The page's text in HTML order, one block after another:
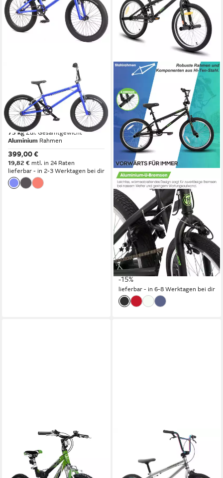
BMX-Rad KHE COSMIC AL
20 Zoll, 10,6kg,
Aluminiumrahmen, V-
Bremsen, 360° Rotor
75 kg Zul. Gesamtgewicht
Aluminium Rahmen
399,00 €
19,82 € mtl. in 24 Raten
lieferbar - in 2-3 Werktagen bei dir
HILAND
Kinderfahrrad Redeem 20
Zoll 3 Multiple Speichen BMX
für Jungen ab 7-10 Jahre
1 Gänge
100 kg
Zul. Gesamtgewicht
(4)
219,99 €
259,99 €
20,09 €mtl. in 12 Raten
-15%
lieferbar - in 6-8 Werktagen bei dir